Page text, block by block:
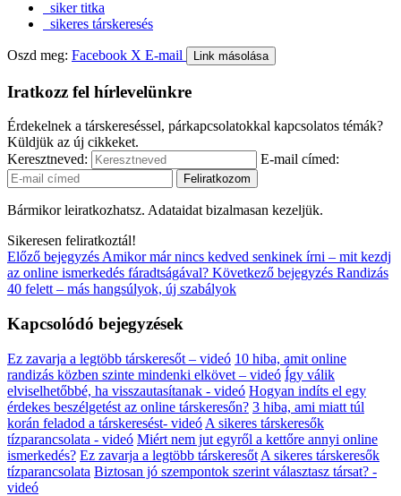
siker titka
sikeres társkeresés
Oszd meg: Facebook X E-mail Link másolása
Iratkozz fel hírlevelünkre
Érdekelnek a társkereséssel, párkapcsolatokkal kapcsolatos témák?
Küldjük az új cikkeket.
Keresztneved:
E-mail címed:
Bármikor leiratkozhatsz. Adataidat bizalmasan kezeljük.
Sikeresen feliratkoztál!
Előző bejegyzés Amikor már nincs kedved senkinek írni – mit kezdj
az online ismerkedés fáradtságával? Következő bejegyzés Randizás
40 felett – más hangsúlyok, új szabályok
Kapcsolódó bejegyzések
Ez zavarja a legtöbb társkeresőt – videó 10 hiba, amit online
randizás közben szinte mindenki elkövet – videó Így válik
elviselhetőbbé, ha visszautasítanak - videó Hogyan indíts el egy
érdekes beszélgetést az online társkeresőn? 3 hiba, ami miatt túl
korán feladod a társkeresést- videó A sikeres társkeresők
tízparancsolata - videó Miért nem jut egyről a kettőre annyi online
ismerkedés? Ez zavarja a legtöbb társkeresőt A sikeres társkeresők
tízparancsolata Biztosan jó szempontok szerint választasz társat? -
videó